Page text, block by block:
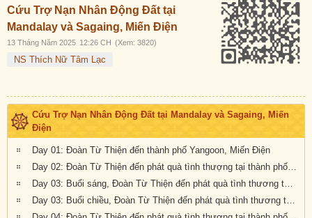
Cứu Trợ Nạn Nhân Động Đất tại
Mandalay và Sagaing, Miến Điện
13 Tháng Năm 2025 12:26 CH (Xem: 3820)
NS Thích Nữ Tâm Lạc
Cứu Trợ Nạn Nhân Động Đất tại Mandalay và Sagaing, Miến
Điện
Day 01: Đoàn Từ Thiện đến thành phố Yangoon, Miến Điện
Day 02: Đoàn Từ Thiện đến phát quà tình thượng tại thành phố Sagaing, Miến Điện
Day 03: Buổi sáng, Đoàn Từ Thiện đến phát quà tình thương tại thành phố Sagaing, Miến Điện
Day 03: Buổi chiều, Đoàn Từ Thiện đến phát quà tình thương tại thành phố Sagaing, Miến Điện